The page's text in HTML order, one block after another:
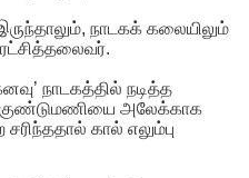
நாடகக் கலையிலும்
நாடகத்தில் நடித்த
குண்டுமணியை அலேக்காக
கால் எலும்பு